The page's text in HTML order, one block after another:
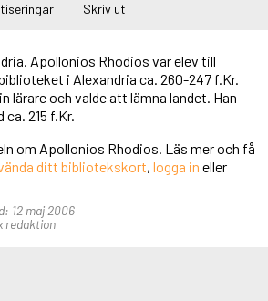
Skriv ut
Apollonios Rhodios var elev till
i Alexandria ca. 260-247 f.Kr.
lärare och valde att lämna landet. Han
215 f.Kr.
om Apollonios Rhodios. Läs mer och få
ditt bibliotekskort, logga in eller
12 maj 2006
redaktion